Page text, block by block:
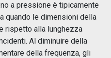
a pressione è tipicamente
quando le dimensioni della
rispetto alla lunghezza
Al diminuire della
della frequenza, gli